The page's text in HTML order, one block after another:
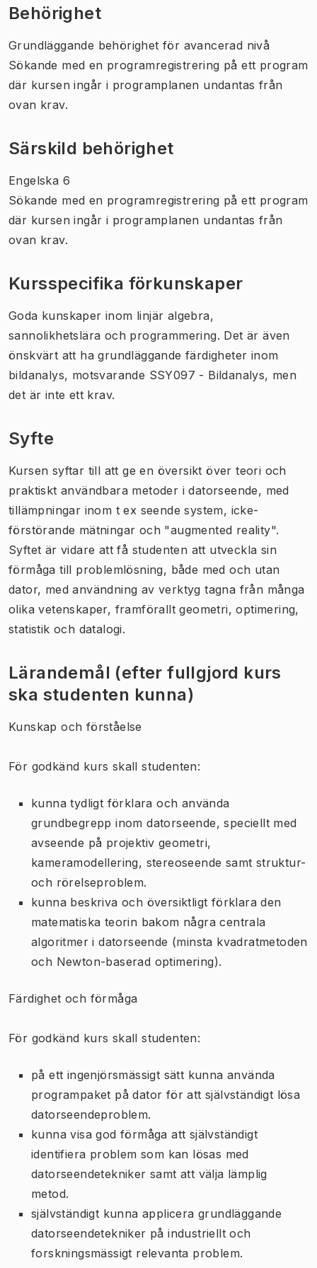
Behörighet
Grundläggande behörighet för avancerad nivå
Sökande med en programregistrering på ett program
där kursen ingår i programplanen undantas från
ovan krav.
Särskild behörighet
Engelska 6
Sökande med en programregistrering på ett program
där kursen ingår i programplanen undantas från
ovan krav.
Kursspecifika förkunskaper
Goda kunskaper inom linjär algebra,
sannolikhetslära och programmering. Det är även
önskvärt att ha grundläggande färdigheter inom
bildanalys, motsvarande SSY097 - Bildanalys, men
det är inte ett krav.
Syfte
Kursen syftar till att ge en översikt över teori och
praktiskt användbara metoder i datorseende, med
tillämpningar inom t ex seende system, icke-
förstörande mätningar och "augmented reality".
Syftet är vidare att få studenten att utveckla sin
förmåga till problemlösning, både med och utan
dator, med användning av verktyg tagna från många
olika vetenskaper, framförallt geometri, optimering,
statistik och datalogi.
Lärandemål (efter fullgjord kurs
ska studenten kunna)
Kunskap och förståelse
För godkänd kurs skall studenten:
kunna tydligt förklara och använda
grundbegrepp inom datorseende, speciellt med
avseende på projektiv geometri,
kameramodellering, stereoseende samt struktur-
och rörelseproblem.
kunna beskriva och översiktligt förklara den
matematiska teorin bakom några centrala
algoritmer i datorseende (minsta kvadratmetoden
och Newton-baserad optimering).
Färdighet och förmåga
För godkänd kurs skall studenten:
på ett ingenjörsmässigt sätt kunna använda
programpaket på dator för att självständigt lösa
datorseendeproblem.
kunna visa god förmåga att självständigt
identifiera problem som kan lösas med
datorseendetekniker samt att välja lämplig
metod.
självständigt kunna applicera grundläggande
datorseendetekniker på industriellt och
forskningsmässigt relevanta problem.